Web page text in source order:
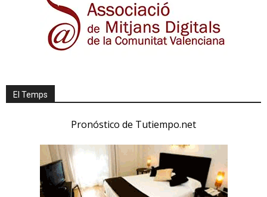
El Temps
Pronóstico de Tutiempo.net